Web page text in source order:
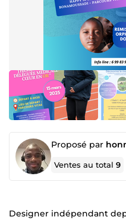
Proposé par
Ventes au total9
Designer indépendant